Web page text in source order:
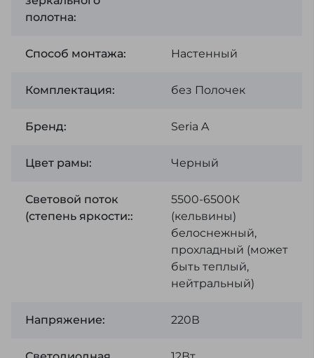
полотна:
Способ монтажа: Настенный
Комплектация: без Полочек
Бренд: Seria A
Цвет рамы: Черный
Световой поток
(степень яркости::
5500-6500К
(кельвины)
белоснежный,
прохладный (может
быть теплый,
нейтральный)
Напряжение: 220В